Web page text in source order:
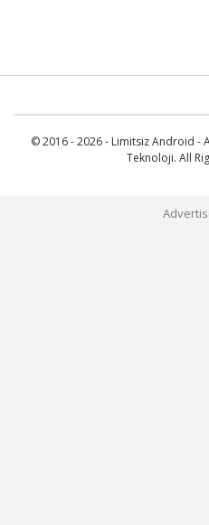
© 2016 - 2026 - Limitsiz Android -
Teknoloji. All